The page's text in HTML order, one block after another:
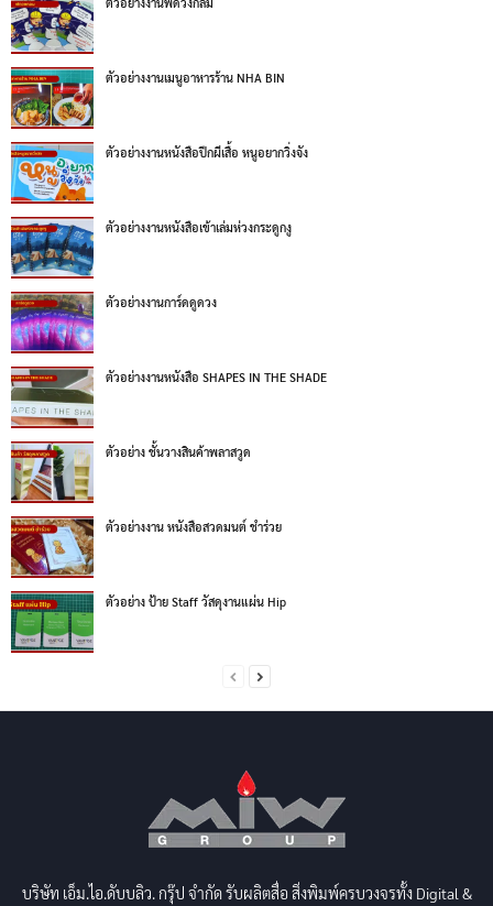
ตัวอย่างงานเมนูอาหารร้าน NHA BIN
ตัวอย่างงานหนังสือปีกผีเสื้อ หนูอยากวิ่งจัง
ตัวอย่างงานหนังสือเข้าเล่มห่วงกระดูกงู
ตัวอย่างงานการ์ดดูดวง
ตัวอย่างงานหนังสือ SHAPES IN THE SHADE
ตัวอย่าง ชั้นวางสินค้าพลาสวูด
ตัวอย่างงาน หนังสือสวดมนต์ ชำร่วย
ตัวอย่าง ป้าย Staff วัสดุงานแผ่น Hip
บริษัท เอ็ม.ไอ.ดับบลิว. กรุ๊ป จำกัด รับผลิตสื่อ สิ่งพิมพ์ครบวงจรทั้ง Digital &